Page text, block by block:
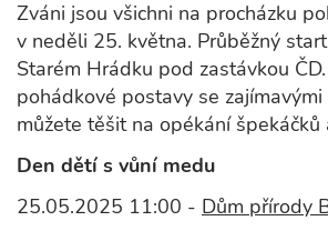
Zváni jsou všichni na procházku
v neděli 25. května. Průběžný
Starém Hrádku pod zastávkou
pohádkové postavy se
můžete těšit na opékání špekáčků
Den dětí s vůní medu
25.05.2025 11:00 - Dům přírody